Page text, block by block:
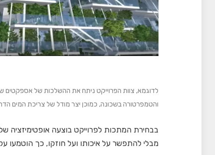
לדוגמא, צוות הפרוייקט ניתח את ההשלכות של אספקטים
והטמפרטורה בשכונה, כמוכן יצר מודל של צריכת המים
בבחירת המתכות לפרוייקט בוצעה אופטימיזציה
מבלי להתפשר על איכותו ועל חוזקו, כך הוטמעו